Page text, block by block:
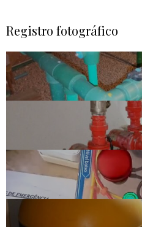
Registro fotográfico